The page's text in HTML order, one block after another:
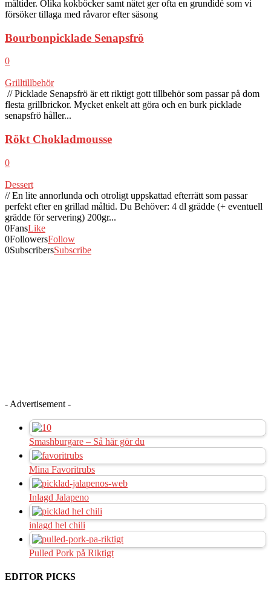
måltider. Olika kokböcker samt nätet ger ofta en grundidé som vi
försöker tillaga med råvaror efter säsong
Bourbonpicklade Senapsfrö
0
Grilltillbehör
// Picklade Senapsfrö är ett riktigt gott tillbehör som passar på dom
flesta grillbrickor. Mycket enkelt att göra och en burk picklade
senapsfrö håller...
Rökt Chokladmousse
0
Dessert
// En lite annorlunda och otroligt uppskattad efterrätt som passar
perfekt efter en grillad måltid. Du Behöver: 4 dl grädde (+ eventuell
grädde för servering) 200gr...
0FansLike
0FollowersFollow
0SubscribersSubscribe
- Advertisement -
Smashburgare – Så här gör du
Mina Favoritrubs
Inlagd Jalapeno
inlagd hel chili
Pulled Pork på Riktigt
EDITOR PICKS